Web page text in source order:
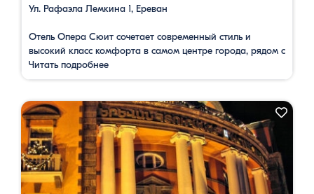
Ул. Рафаэла Лемкина 1, Ереван
Отель Опера Сюит сочетает современный стиль и
высокий класс комфорта в самом центре города, рядом с
монументом Каскад и Оперного театра. Для гостей Барев
Читать подробнее